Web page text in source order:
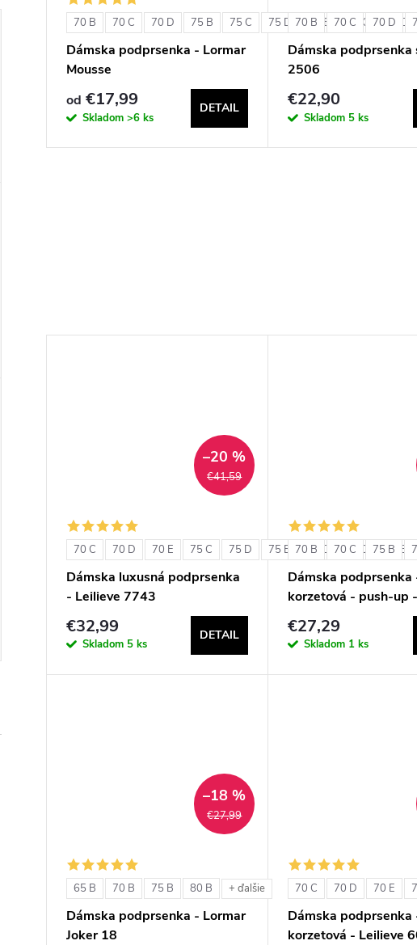
70 B 70 C 70 D 75 B 75 C 75 D 80 B 80 C 80 D
Dámska podprsenka - Lormar
Mousse
od €17,99
Skladom >6 ks
DETAIL
70 B 70 C 70 D
Dámska podprsenka
2506
€22,90
Skladom 5 ks
€41,59
–20 %
70 C 70 D 70 E 75 C 75 D 75 E 80 C 80 D 80 E
Dámska luxusná podprsenka
- Leilieve 7743
€32,99
Skladom 5 ks
DETAIL
70 B 70 C 75 B
Dámska podprsenka
korzetová - push-up
1580
€27,29
Skladom 1 ks
€27,99
–18 %
65 B 70 B 75 B 80 B + ďalšie
Dámska podprsenka - Lormar
Joker 18
70 C 70 D 70 E
Dámska podprsenka
korzetová - Leilieve